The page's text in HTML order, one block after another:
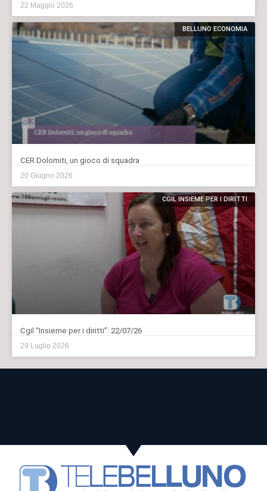
22 Maggio 2026
BELLUNO ECONOMIA
CER Dolomiti, un gioco di squadra
20 Giugno 2026
CGIL INSIEME PER I DIRITTI
Cgil “Insieme per i diritti”: 22/07/26
29 Luglio 2026